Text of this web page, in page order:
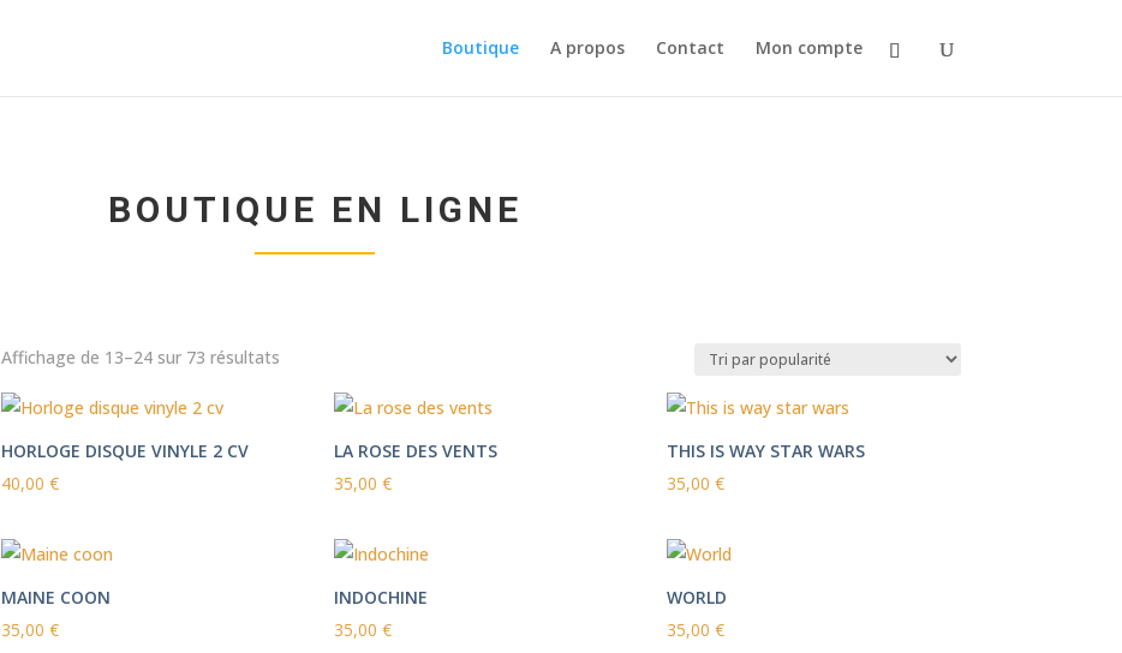
Boutique A propos Contact Mon compte
BOUTIQUE EN LIGNE
Affichage de 13–24 sur 73 résultats
popularité
HORLOGE DISQUE VINYLE 2 CV
40,00€
LA ROSE DES VENTS
35,00€
THIS IS WAY STAR WARS
35,00 €
MAINE COON
35,00€
INDOCHINE
35,00€
WORLD
35,00 €